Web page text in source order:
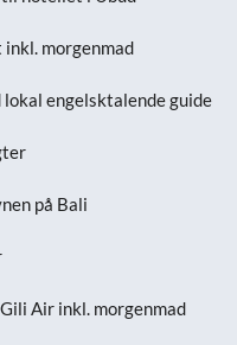
morgenmad
engelsktalende guide
på Bali
Air inkl. morgenmad